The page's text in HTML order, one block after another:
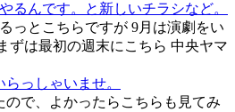
るんです。と新しいチラシなど。
っとこちらですが 9月は演劇をい
ずは最初の週末にこちら 中央ヤマ
っしゃいませ。
ので、よかったらこちらも見てみ